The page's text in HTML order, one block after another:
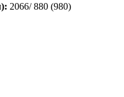
2066/ 880 (980)